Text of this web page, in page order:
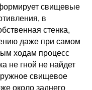
свищевые
в
стенка,
даже при самом
ходам процесс
не гной не найдет
свищевое
около заднего